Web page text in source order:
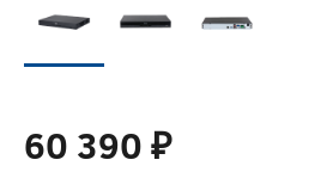
60 390 ₽